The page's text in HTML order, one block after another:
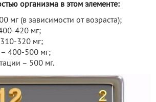
организма в этом элементе:
мг (в зависимости от возраста);
420 мг;
320 мг;
400-500 мг;
– 500 мг.